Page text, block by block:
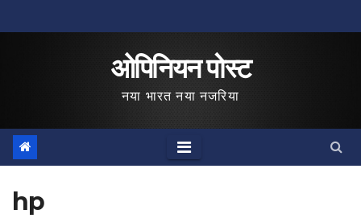
to
ओपिनियन पोस्ट
नया भारत नया नजरिया
hp